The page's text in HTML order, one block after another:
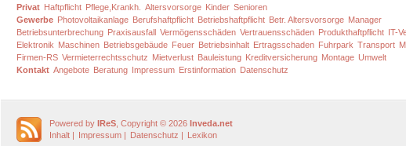
Privat Haftpflicht Pflege,Krankh. Altersvorsorge Kinder Senioren
Gewerbe Photovoltaikanlage Berufshaftpflicht Betriebshaftpflicht Betr. Altersvorsorge Manager
Betriebsunterbrechung Praxisausfall Vermögensschäden Vertrauensschäden Produkthaftpflicht IT-
Elektronik Maschinen Betriebsgebäude Feuer Betriebsinhalt Ertragsschaden Fuhrpark Transport
Firmen-RS Vermieterrechtsschutz Mietverlust Bauleistung Kreditversicherung Montage Umwelt
Kontakt Angebote Beratung Impressum Erstinformation Datenschutz
Powered by IReS , Copyright © 2026 Inveda.net
Inhalt | Impressum | Datenschutz | Lexikon